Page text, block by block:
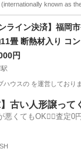
known as
他
ンライン決済】福岡
畳 断熱材入り コ
レハブ
円
ハウスの を運営しており
塚駅 その他
】古い人形譲って
悪くてもOK🙆‍♀️査定0